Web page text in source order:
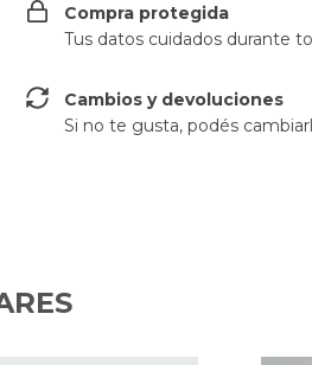
Compra protegida
Tus datos cuidados durante
Cambios y devoluciones
Si no te gusta, podés